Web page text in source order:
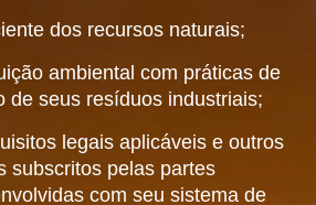
dos recursos naturais;
ambiental com práticas de
de seus resíduos industriais;
legais aplicáveis e outros
subscritos pelas partes
com seu sistema de